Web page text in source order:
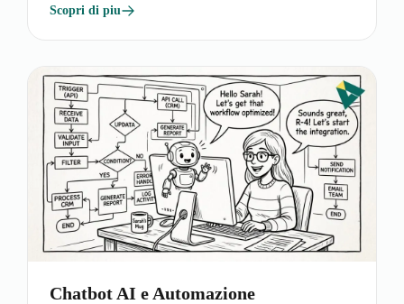
Scopri di piu
Chatbot AI e Automazione